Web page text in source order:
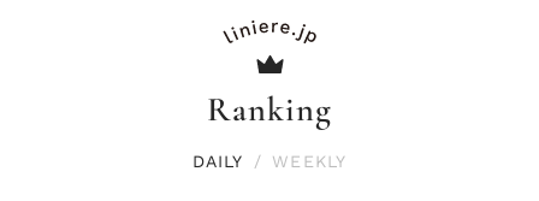
Ranking
DAILY / WEEKLY